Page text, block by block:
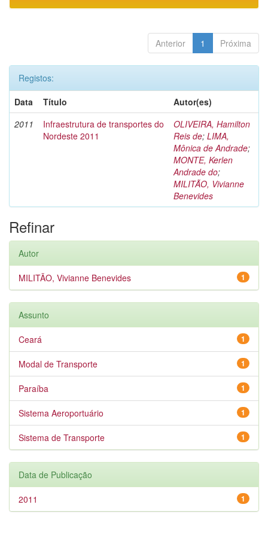
Anterior 1 Próxima
Registos:
Data
Título
Autor(es)
2011
Infraestrutura de transportes do
Nordeste 2011
OLIVEIRA, Hamilton
Reis de; LIMA,
Mônica de Andrade;
MONTE, Kerlen
Andrade do;
MILITÃO, Vivianne
Benevides
Refinar
Autor
1
MILITÃO, Vivianne Benevides
Assunto
1
Ceará
1
Modal de Transporte
1
Paraíba
1
Sistema Aeroportuário
1
Sistema de Transporte
Data de Publicação
1
2011